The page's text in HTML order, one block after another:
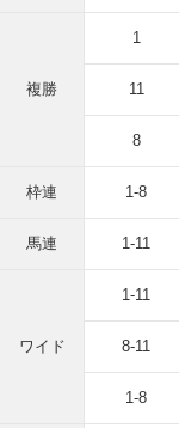
複勝
1
11
8
枠連 1-8
馬連 1-11
ワイド
1-11
8-11
1-8